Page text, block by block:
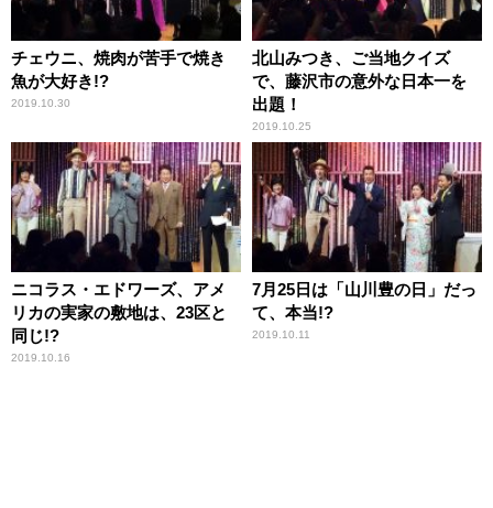
チェウニ、焼肉が苦手で焼き
魚が大好き!?
2019.10.30
北山みつき、ご当地クイズ
で、藤沢市の意外な日本一を
出題！
2019.10.25
ニコラス・エドワーズ、アメ
リカの実家の敷地は、23区と
同じ!?
2019.10.16
7月25日は「山川豊の日」だっ
て、本当!?
2019.10.11